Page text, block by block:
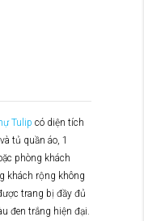
Tulip có diện tích
tủ quần áo, 1
phòng khách
khách rộng không
trang bị đầy đủ
đen trắng hiện đại.